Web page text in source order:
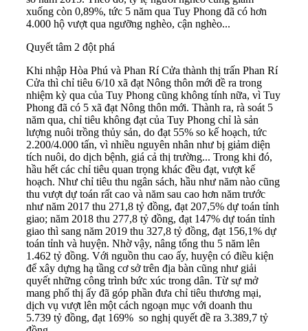
xuống còn 0,89%, tức 5 năm qua Tuy Phong đã có hơn
4.000 hộ vượt qua ngưỡng nghèo, cận nghèo...
Quyết tâm 2 đột phá
Khi nhập Hòa Phú và Phan Rí Cửa thành thị trấn Phan Rí
Cửa thì chỉ tiêu 6/10 xã đạt Nông thôn mới đề ra trong
nhiệm kỳ qua của Tuy Phong cũng không tính nữa, vì Tuy
Phong đã có 5 xã đạt Nông thôn mới. Thành ra, rà soát 5
năm qua, chỉ tiêu không đạt của Tuy Phong chỉ là sản
lượng nuôi trồng thủy sản, do đạt 55% so kế hoạch, tức
2.200/4.000 tấn, vì nhiều nguyên nhân như bị giảm diện
tích nuôi, do dịch bệnh, giá cả thị trường... Trong khi đó,
hầu hết các chỉ tiêu quan trọng khác đều đạt, vượt kế
hoạch. Như chỉ tiêu thu ngân sách, hầu như năm nào cũng
thu vượt dự toán rất cao và năm sau cao hơn năm trước
như năm 2017 thu 271,8 tỷ đồng, đạt 207,5% dự toán tỉnh
giao; năm 2018 thu 277,8 tỷ đồng, đạt 147% dự toán tỉnh
giao thì sang năm 2019 thu 327,8 tỷ đồng, đạt 156,1% dự
toán tỉnh và huyện. Nhờ vậy, nâng tổng thu 5 năm lên
1.462 tỷ đồng. Với nguồn thu cao ấy, huyện có điều kiện
để xây dựng hạ tầng cơ sở trên địa bàn cũng như giải
quyết những công trình bức xúc trong dân. Từ sự mở
mang phố thị ấy đã góp phần đưa chỉ tiêu thương mại,
dịch vụ vượt lên một cách ngoạn mục với doanh thu
5.739 tỷ đồng, đạt 169% so nghị quyết đề ra 3.389,7 tỷ